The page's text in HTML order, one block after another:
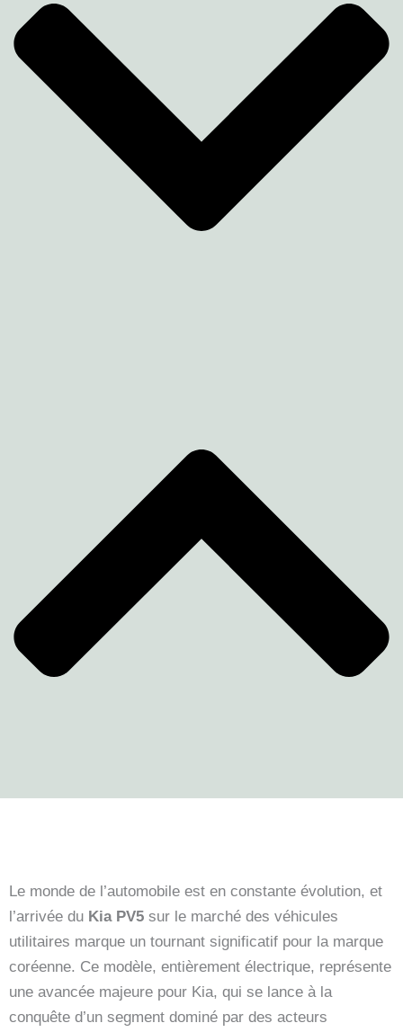
Le monde de l’automobile est en constante évolution, et
l’arrivée du Kia PV5 sur le marché des véhicules
utilitaires marque un tournant significatif pour la marque
coréenne. Ce modèle, entièrement électrique, représente
une avancée majeure pour Kia, qui se lance à la
conquête d’un segment dominé par des acteurs